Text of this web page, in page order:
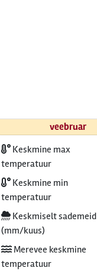
veebruar
Keskmine max
temperatuur
Keskmine min
temperatuur
Keskmiselt sademeid
(mm/kuus)
Merevee keskmine
temperatuur